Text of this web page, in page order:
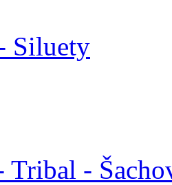
Siluety
Tribal -